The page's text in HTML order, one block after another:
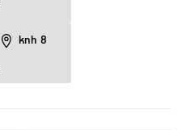
knh 8